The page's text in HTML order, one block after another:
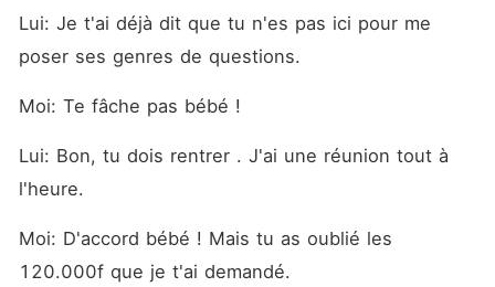
Lui: Je t'ai déjà dit que tu n'es pas ici pour me
poser ses genres de questions.
Moi: Te fâche pas bébé !
Lui: Bon, tu dois rentrer . J'ai une réunion tout à
l'heure.
Moi: D'accord bébé ! Mais tu as oublié les
120.000f que je t'ai demandé.